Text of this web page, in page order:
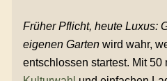
Früher Pflicht, heute Luxus:
eigenen Gartenwird wahr,
entschlossen startest. Mit 50